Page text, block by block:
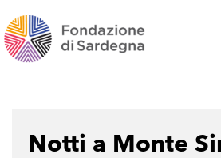
Notti a Monte